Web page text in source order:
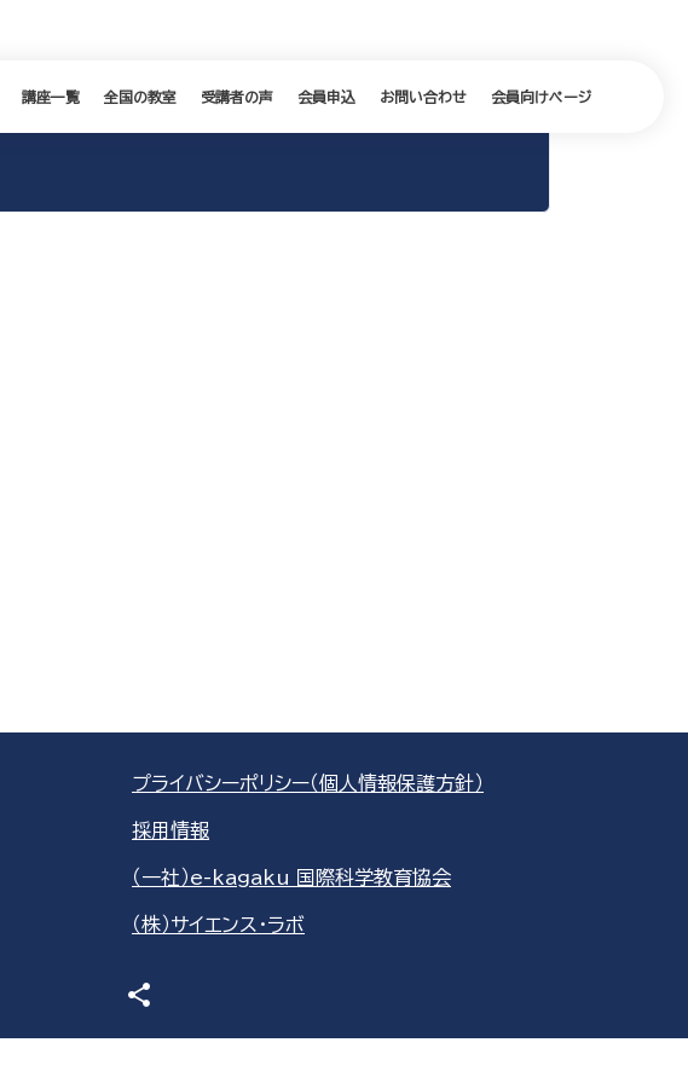
講座一覧 全国の教室 受講者の声 会員申込 お問い合わせ 会員向けページ
プライバシーポリシー（個人情報保護方針）
採用情報
（一社）e-kagaku 国際科学教育協会
（株）サイエンス・ラボ
share